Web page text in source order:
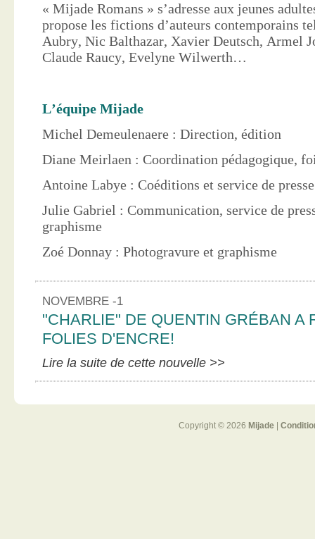
« Mijade Romans » s’adresse aux jeunes
propose les fictions d’auteurs contemporains
Aubry, Nic Balthazar, Xavier Deutsch, Armel
Claude Raucy, Evelyne Wilwerth…
L’équipe Mijade
Michel Demeulenaere : Direction, édition
Diane Meirlaen : Coordination pédagogique,
Antoine Labye : Coéditions et service de
Julie Gabriel : Communication, service de
graphisme
Zoé Donnay : Photogravure et graphisme
NOVEMBRE -1
"CHARLIE" DE QUENTIN GRÉBAN A
FOLIES D'ENCRE!
Lire la suite de cette nouvelle >>
Copyright © 2026 Mijade|